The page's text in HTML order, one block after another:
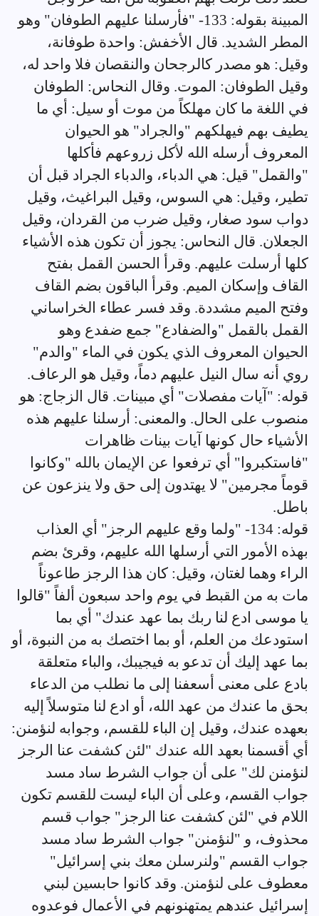
المبينة بقوله: 133- "فأرسلنا عليهم الطوفان" وهو
المطر الشديد. قال الأخفش: واحدة طوفانة،
وقيل: هو مصدر كالرجحان والنقصان فلا واحد له،
وقيل الطوفان: الموت. وقال النحاس: الطوفان
في اللغة ما كان مهلكاً من موت أو سيل: أي ما
يطيف بهم فيهلكهم "والجراد" هو الحيوان
المعروف أرسله الله لأكل زروعهم فأكلها
"والقمل" قيل: هي الدباء، والدباء الجراد قبل أن
تطير، وقيل: هي السوس، وقيل البراغيث، وقيل
دواب سود صغار، وقيل ضرب من القردان، وقيل
الجعلان. قال النحاس: يجوز أن تكون هذه الأشياء
كلها أرسلت عليهم. وقرأ الحسن القمل بفتح
القاف وإسكان الميم. وقرأ الباقون بضم القاف
وفتح الميم مشددة. وقد فسر عطاء الخراساني
القمل بالقمل "والضفادع" جمع ضفدع وهو
الحيوان المعروف الذي يكون في الماء "والدم"
روي أنه سال النيل عليهم دماً، وقيل هو الرعاف.
قوله: "آيات مفصلات" أي مبينات. قال الزجاج: هو
منصوب على الحال. والمعنى: أرسلنا عليهم هذه
الأشياء حال كونها آيات بينات ظاهرات
"فاستكبروا" أي ترفعوا عن الإيمان بالله "وكانوا
قوماً مجرمين" لا يهتدون إلى حق ولا ينزعون عن
باطل.
قوله: 134- "ولما وقع عليهم الرجز" أي العذاب
بهذه الأمور التي أرسلها الله عليهم، وقرئ بضم
الراء وهما لغتان، وقيل: كان هذا الرجز طاعوناً
مات به من القبط في يوم واحد سبعون ألفاً "قالوا
يا موسى ادع لنا ربك بما عهد عندك" أي بما
استودعك من العلم، أو بما اختصك به من النبوة، أو
بما عهد إليك أن تدعو به فيجيبك، والباء متعلقة
بادع على معنى أسعفنا إلى ما نطلب من الدعاء
بحق ما عندك من عهد الله، أو ادع لنا متوسلاً إليه
بعهده عندك، وقيل إن الباء للقسم، وجوابه لنؤمنن:
أي أقسمنا بعهد الله عندك "لئن كشفت عنا الرجز
لنؤمنن لك" على أن جواب الشرط ساد مسد
جواب القسم، وعلى أن الباء ليست للقسم تكون
اللام في "لئن كشفت عنا الرجز" جواب قسم
محذوف، و "لنؤمنن" جواب الشرط ساد مسد
جواب القسم "ولنرسلن معك بني إسرائيل"
معطوف على لنؤمنن. وقد كانوا حابسين لبني
إسرائيل عندهم يمتهنونهم في الأعمال فوعدوه